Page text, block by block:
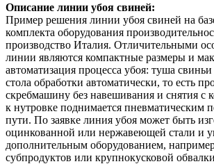
Описание линии убоя свиней:
Пример решения линии убоя свиней на
комплекта оборудования
производство Италия. Отличительными
линии являются компактные размеры и
автоматизация процесса убоя: туша
стола обработки автоматически, то есть
скребмашину без навешивания и снятия с
к нутровке поднимается пневматическим
пути. По заявке линия убоя может быть
оцинкованной или нержавеющей стали и
дополнительным оборудованием,
субпродуктов или крупнокусковой